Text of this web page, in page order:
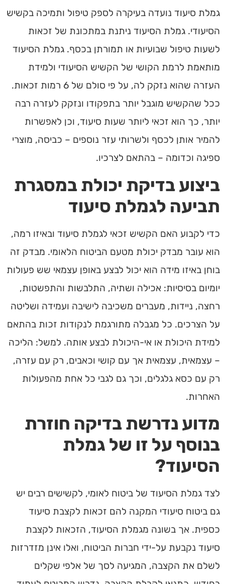
גמלת סיעוד נועדה בעיקרה לספק טיפול ותמיכה בקשיש
הסיעודי. גמלת הסיעוד ניתנת במתכונת של זכאות
לשעות טיפול שבועיות או תמורתן בכסף. גמלת הסיעוד
מותאמת לרמת הקושי של הקשיש הסיעודי ולמידת
העזרה שהוא נזקק לה, על פי סולם של 6 רמות זכאות.
ככל שהקשיש מוגבל יותר בתפקודו ונזקק לעזרה רבה
יותר, כך הוא זכאי ליותר שעות סיעוד, וכן לאפשרות
להמיר אותן לכסף ולשרותי עזר נוספים – כביסה, מוצרי
ספיגה וכדומה – בהתאם לצרכיו.
ביצוע בדיקת יכולת במסגרת
תביעה לגמלת סיעוד
כדי לקבוע האם הקשיש זכאי לגמלת סיעוד ובאיזו רמה,
הוא עובר מבדק יכולת מטעם הביטוח הלאומי. מבדק זה
בוחן באיזו מידה הוא יכול לבצע באופן עצמאי שש פעולות
יומיום בסיסיות: אכילה ושתיה, התלבשות והתפשטות,
רחצה, ניידות, מעברים משכיבה לישיבה ועמידה ושליטה
על הצרכים. כל מגבלה מתורגמת לנקודות זכות בהתאם
למידת היכולת או אי-היכולת לבצע אותה. למשל: הליכה
– עצמאית, עצמאית אך עם קושי וכאבים, רק עם עזרה,
רק עם כסא גלגלים, וכך גם לגבי כל אחת מהפעולות
האחרות.
מדוע נדרשת בדיקה חוזרת
בנוסף על זו של גמלת
הסיעוד?
לצד גמלת הסיעוד של ביטוח לאומי, לקשישים רבים יש
גם ביטוח סיעודי המקנה להם זכאות לקצבת סיעוד
כספית. אך בשונה מגמלת הסיעוד, הזכאות לקצבת
סיעוד נקבעת על-ידי חברות הביטוח, ואלו אינן מזדרזות
לשלם את הקצבה, המגיעה לסך של אלפי שקלים